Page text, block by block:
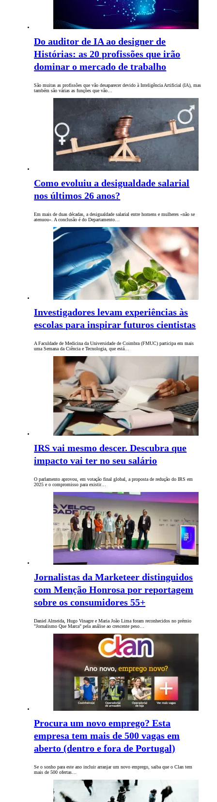
Do auditor de IA ao designer de
Histórias: as 20 profissões que irão
dominar o mercado de trabalho
São muitas as profissões que vão desaparecer devido à Inteligência Artificial (IA), mas
também são várias as funções que vão…
Como evoluiu a desigualdade salarial
nos últimos 26 anos?
Em mais de duas décadas, a desigualdade salarial entre homens e mulheres «não se
atenuou». A conclusão é do Departamento…
Investigadores levam experiências às
escolas para inspirar futuros cientistas
A Faculdade de Medicina da Universidade de Coimbra (FMUC) participa em mais
uma Semana da Ciência e Tecnologia, que está…
IRS vai mesmo descer. Descubra que
impacto vai ter no seu salário
O parlamento aprovou, em votação final global, a proposta de redução do IRS em
2025 e o compromisso para existir…
Jornalistas da Marketeer distinguidos
com Menção Honrosa por reportagem
sobre os consumidores 55+
Daniel Almeida, Hugo Vinagre e Maria João Lima foram reconhecidos no prémio
"Jornalismo Que Marca" pela análise ao crescente peso…
Procura um novo emprego? Esta
empresa tem mais de 500 vagas em
aberto (dentro e fora de Portugal)
Se o sonho para este ano incluir arranjar um novo emprego, saiba que o Clan tem
mais de 500 ofertas…